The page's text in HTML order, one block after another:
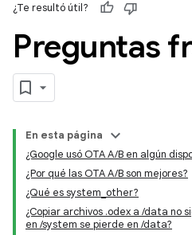
¿Te resultó útil?
Preguntas
En esta página
¿Google usó OTA A/B en algún
¿Por qué las OTA A/B son mejores?
¿Qué es system_other?
¿Copiar archivos .odex a /data no
en /system se pierde en /data?